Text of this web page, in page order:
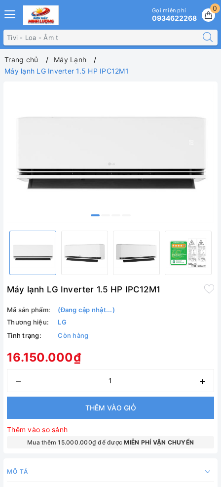
0
Gọi miễn phí
0934622268
Trang chủ
Máy Lạnh
Máy lạnh LG Inverter 1.5 HP IPC12M1
Máy lạnh LG Inverter 1.5 HP IPC12M1
Mã sản phẩm:
(Đang cập nhật...)
Thương hiệu:
LG
Tình trạng:
Còn hàng
16.150.000₫
– +
THÊM VÀO GIỎ
Thêm vào so sánh
Mua thêm 15.000.000₫ để đượcMIỄN PHÍ VẬN CHUYỂN
MÔ TẢ